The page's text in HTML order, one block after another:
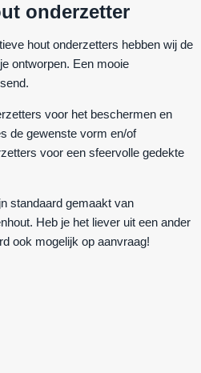
onderzetter
hout onderzetters hebben wij de
ontworpen. Een mooie
voor het beschermen en
de gewenste vorm en/of
voor een sfeervolle gedekte
standaard gemaakt van
Heb je het liever uit een ander
ook mogelijk op aanvraag!